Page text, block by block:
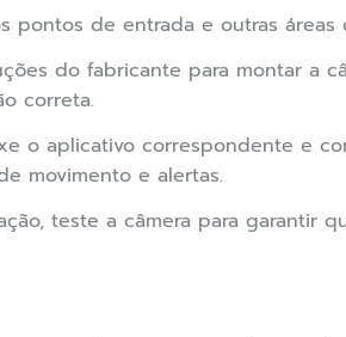
pontos de entrada e outras
do fabricante para montar a
correta.
o aplicativo correspondente e
movimento e alertas.
teste a câmera para garantir